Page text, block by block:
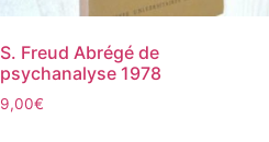
S. Freud Abrégé de
psychanalyse 1978
9,00€